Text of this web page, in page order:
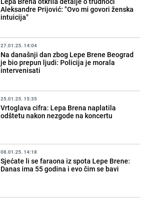
Aleksandre Prijović: "Ovo mi govori ženska
intuicija"
27.01.25. 14:04
Na današnji dan zbog Lepe Brene Beograd
je bio prepun ljudi: Policija je morala
intervenisati
25.01.25. 15:35
Vrtoglava cifra: Lepa Brena naplatila
odštetu nakon nezgode na koncertu
08.01.25. 14:18
Sjećate li se faraona iz spota Lepe Brene:
Danas ima 55 godina i evo čim se bavi